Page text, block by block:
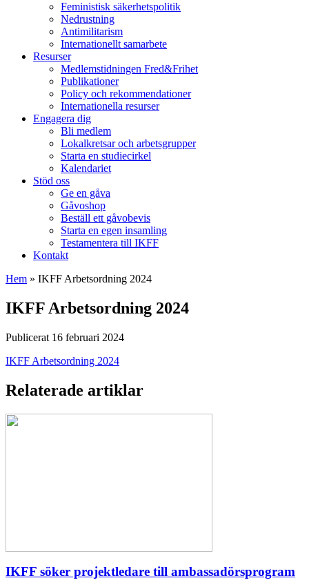
Feministisk säkerhetspolitik
Nedrustning
Antimilitarism
Internationellt samarbete
Resurser
Medlemstidningen Fred&Frihet
Publikationer
Policy och rekommendationer
Internationella resurser
Engagera dig
Bli medlem
Lokalkretsar och arbetsgrupper
Starta en studiecirkel
Kalendariet
Stöd oss
Ge en gåva
Gåvoshop
Beställ ett gåvobevis
Starta en egen insamling
Testamentera till IKFF
Kontakt
Hem » IKFF Arbetsordning 2024
IKFF Arbetsordning 2024
Publicerat 16 februari 2024
IKFF Arbetsordning 2024
Relaterade artiklar
IKFF söker projektledare till ambassadörsprogram